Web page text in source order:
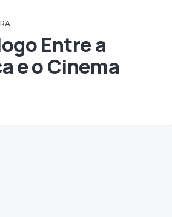
Entre a
e o Cinema